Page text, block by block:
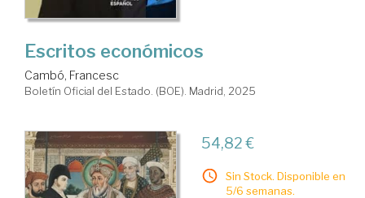
Escritos económicos
Cambó, Francesc
Boletín Oficial del Estado. (BOE). Madrid, 2025
54,82 €
Sin Stock. Disponible en
5/6 semanas.